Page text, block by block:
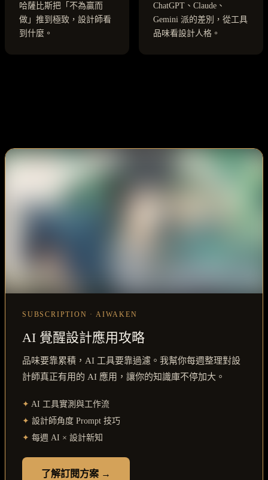
哈薩比斯把「不為贏而
做」推到極致，設計師看
到什麼。
ChatGPT、Claude、
Gemini 派的差別，從工具
品味看設計人格。
SUBSCRIPTION · AIWAKEN
AI 覺醒設計應用攻略
品味要靠累積，AI 工具要靠過濾。我幫你每週整理對設
計師真正有用的 AI 應用，讓你的知識庫不停加大。
✦ AI 工具實測與工作流
✦ 設計師角度 Prompt 技巧
✦ 每週 AI × 設計新知
了解訂閱方案 →